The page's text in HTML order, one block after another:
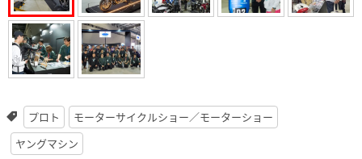
プロト
モーターサイクルショー／モーターショー
ヤングマシン